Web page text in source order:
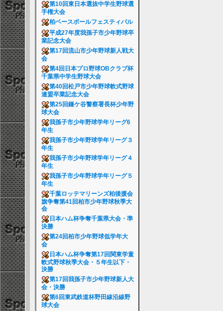
第10回東日本選抜中学生野球選
手権大会
柏ベースボールフェスティバル
平成27年度我孫子市少年野球卒
業記念大会
第17回流山市少年野球新人戦大
会
第4回日本プロ野球OBクラブ杯
千葉県中学生野球大会
第40回松戸市少年野球軟式野球
連盟卒業記念大会
第25回鎌ケ谷警察署長杯少年野
球大会
我孫子市少年野球学年リーグ6
年生
我孫子市少年野球学年リーグ３
年生
我孫子市少年野球学年リーグ４
年生
我孫子市少年野球学年リーグ５
年生
千葉ロッテマリーンズ柏後援会
旗争奪第41回柏市少年野球秋季大
会
日本ハム杯争奪千葉県大会・準
決勝
第24回柏市少年野球低学年大
会
日本ハム杯争奪第17回関東学童
軟式野球秋季大会・５年生以下・
決勝
第17回我孫子市少年野球新人大
会・決勝
第6回東武鉄道杯野田線沿線野
球大会